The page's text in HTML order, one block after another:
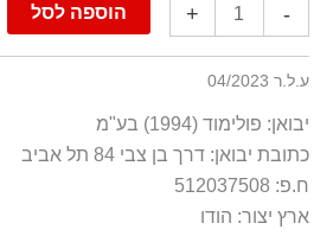
-
+ הוספה לסל
ע.ל.ר 04/2023
יבואן: פולימוד (1994) בע"מ
כתובת יבואן: דרך בן צבי 84 תל אביב
ח.פ: 512037508
ארץ יצור: הודו